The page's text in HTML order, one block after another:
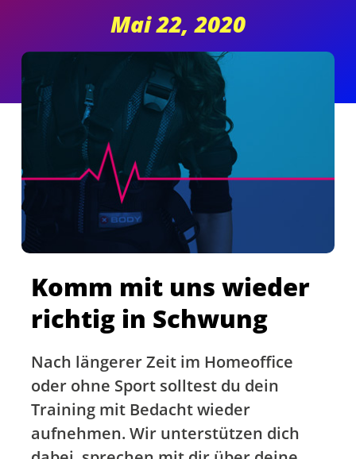
Mai 22, 2020
Komm mit uns wieder
richtig in Schwung
Nach längerer Zeit im Homeoffice
oder ohne Sport solltest du dein
Training mit Bedacht wieder
aufnehmen. Wir unterstützen dich